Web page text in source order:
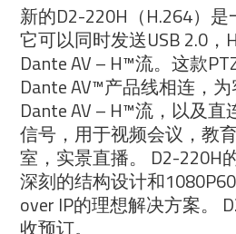
新的D2-220H（H.264）是
它可以同时发送USB 2.0，
Dante AV – H™流。这款
Dante AV™产品线相连，
Dante AV – H™流，以及直
信号，用于视频会议，教
室，实景直播。 D2-220H
深刻的结构设计和
over IP的理想解决方案。
收预订。